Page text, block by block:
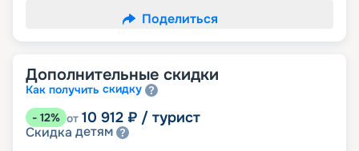
Поделиться
Дополнительные скидки
Как получить скидку
- 12% от 10 912 ₽ / турист
Скидка детям